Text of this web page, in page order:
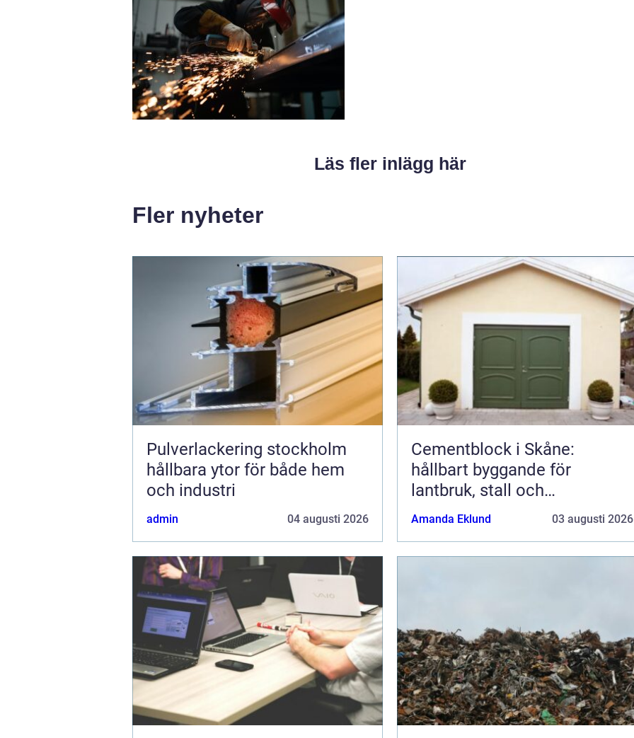
Läs fler inlägg här
Fler nyheter
Pulverlackering stockholm
hållbara ytor för både hem
och industri
admin 04 augusti 2026
Cementblock i Skåne:
hållbart byggande för
lantbruk, stall och
grundläggning
Amanda Eklund 03 augusti 2026